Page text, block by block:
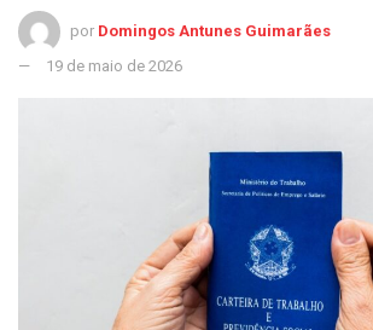
por Domingos Antunes Guimarães
19 de maio de 2026